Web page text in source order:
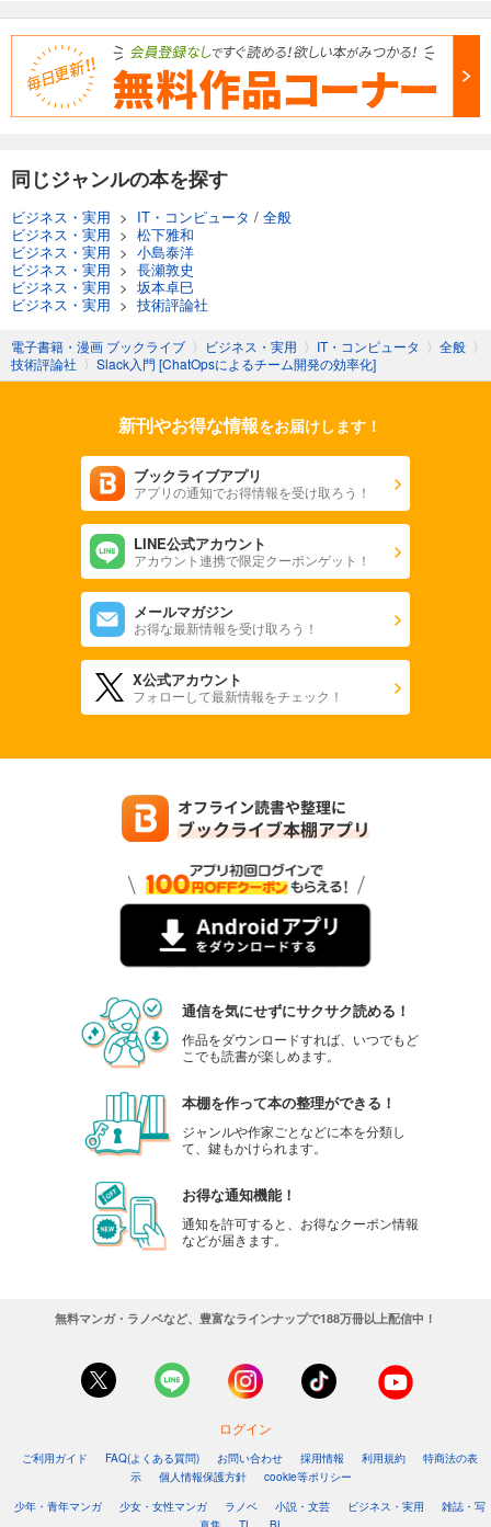
同じジャンルの本を探す
ビジネス・実用 > IT・コンピュータ / 全般
ビジネス・実用 > 松下雅和
ビジネス・実用 > 小島泰洋
ビジネス・実用 > 長瀬敦史
ビジネス・実用 > 坂本卓巳
ビジネス・実用 > 技術評論社
電子書籍・漫画 ブックライブ 〉 ビジネス・実用 〉 IT・コンピュータ 〉 全般 〉
技術評論社 〉 Slack入門 [ChatOpsによるチーム開発の効率化]
新刊やお得な情報をお届けします！
ブックライブアプリ
アプリの通知でお得情報を受け取ろう！
LINE公式アカウント
アカウント連携で限定クーポンゲット！
メールマガジン
お得な最新情報を受け取ろう！
X公式アカウント
フォローして最新情報をチェック！
通信を気にせずにサクサク読める！
作品をダウンロードすれば、いつでもど
こでも読書が楽しめます。
本棚を作って本の整理ができる！
ジャンルや作家ごとなどに本を分類し
て、鍵もかけられます。
お得な通知機能！
通知を許可すると、お得なクーポン情報
などが届きます。
無料マンガ・ラノベなど、豊富なラインナップで188万冊以上配信中！
ログイン
ご利用ガイド FAQ(よくある質問) お問い合わせ 採用情報 利用規約
特商法の表
示
個人情報保護方針
cookie等ポリシー
少年・青年マンガ
少女・女性マンガ ラノベ 小説・文芸 ビジネス・実用
雑誌・写